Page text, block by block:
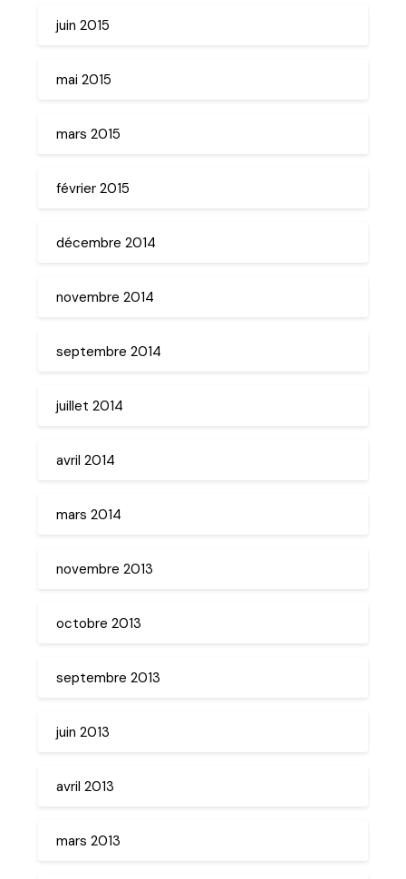
juin 2015
mai 2015
mars 2015
février 2015
décembre 2014
novembre 2014
septembre 2014
juillet 2014
avril 2014
mars 2014
novembre 2013
octobre 2013
septembre 2013
juin 2013
avril 2013
mars 2013